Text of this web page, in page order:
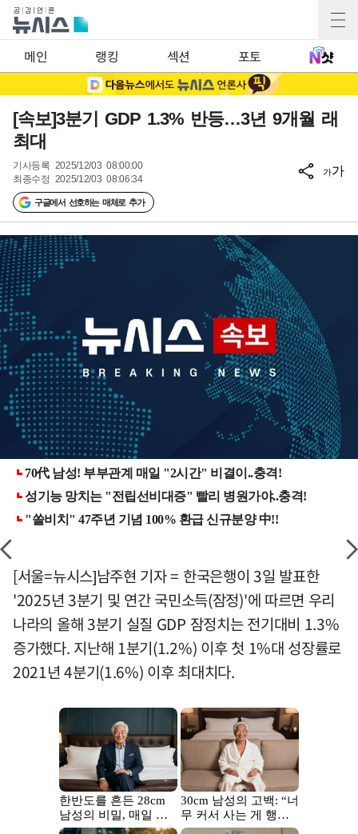
메인 랭킹 섹션 포토
[속보]3분기 GDP 1.3% 반등…3년 9개월 래
최대
기사등록 2025/12/03 08:00:00
최종수정 2025/12/03 08:06:34
구글에서 선호하는 매체로 추가
가가
[서울=뉴시스]남주현 기자 = 한국은행이 3일 발표한
'2025년 3분기 및 연간 국민소득(잠정)'에 따르면 우리
나라의 올해 3분기 실질 GDP 잠정치는 전기대비 1.3%
증가했다. 지난해 1분기(1.2%) 이후 첫 1%대 성장률로
2021년 4분기(1.6%) 이후 최대치다.